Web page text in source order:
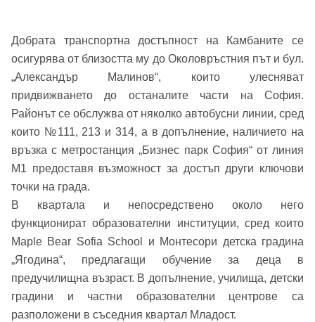
Добре дошъл!
Вход Регистрация
Имейл Адрес
Парола
Забравена парола?
Добрата транспортна достъпност на Камбаните се
осигурява от близостта му до Околовръстния път и бул.
„Александър Малинов“, които улесняват
придвижването до останалите части на София.
Районът се обслужва от няколко автобусни линии, сред
които №111, 213 и 314, а в допълнение, наличието на
връзка с метростанция „Бизнес парк София“ от линия
М1 предоставя възможност за достъп други ключови
точки на града.
В квартала и непосредствено около него
функционират образователни институции, сред които
Maple Bear Sofia School и Монтесори детска градина
„Ягодина“, предлагащи обучение за деца в
предучилищна възраст. В допълнение, училища, детски
градини и частни образователни центрове са
разположени в съседния квартал Младост.
Име*
Имейл адрес*
Телефон*
▼
Вашето запитване стигна до нас. Ще
се обадим възможно най-бързо.